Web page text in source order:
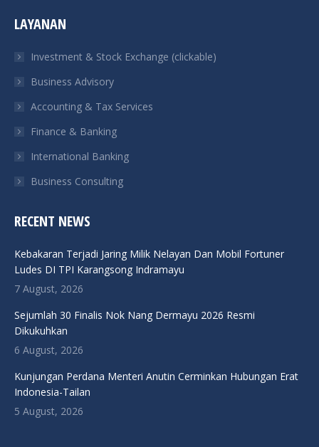
opens
new
window
opens
new
window
new
window
new
window
LAYANAN
Investment & Stock Exchange (clickable)
Business Advisory
Accounting & Tax Services
Finance & Banking
International Banking
Business Consulting
RECENT NEWS
Kebakaran Terjadi Jaring Milik Nelayan Dan Mobil Fortuner
Ludes DI TPI Karangsong Indramayu
7 August, 2026
Sejumlah 30 Finalis Nok Nang Dermayu 2026 Resmi
Dikukuhkan
6 August, 2026
Kunjungan Perdana Menteri Anutin Cerminkan Hubungan Erat
Indonesia-Tailan
5 August, 2026